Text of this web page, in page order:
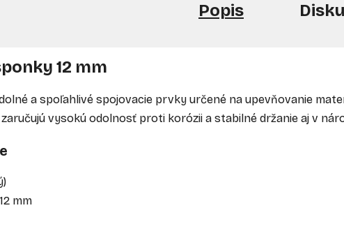
Popis
12 mm
a spoľahlivé spojovacie prvky určené na upevňovanie
vysokú odolnosť proti korózii a stabilné držanie aj v
mm